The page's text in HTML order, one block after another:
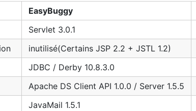
EasyBuggy
Servlet 3.0.1
inutilisé(Certains JSP 2.2 + JSTL 1.2)
JDBC / Derby 10.8.3.0
Apache DS Client API 1.0.0 / Server 1.5.5
JavaMail 1.5.1